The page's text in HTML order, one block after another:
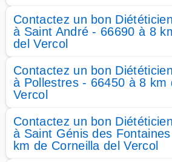
Contactez un bon
à Saint André - 66690 à 8
del Vercol
Contactez un bon
à Pollestres - 66450 à 8 km
Vercol
Contactez un bon
à Saint Génis des
km de Corneilla del Vercol